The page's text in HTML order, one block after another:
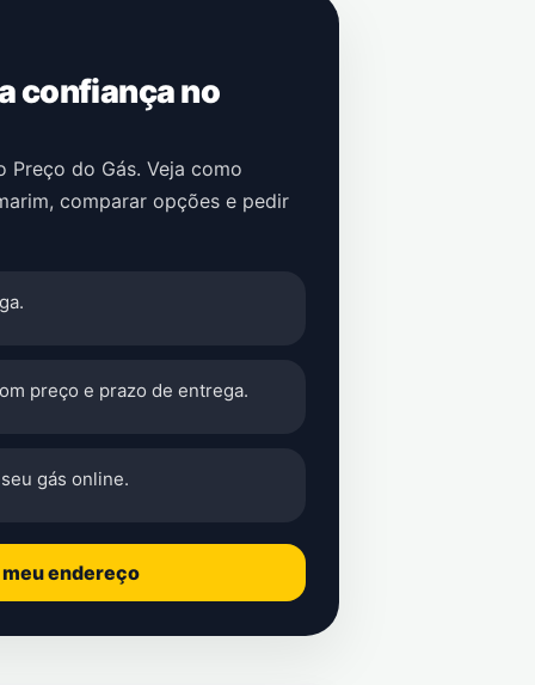
confiança no
do Gás. Veja como
, comparar opções e pedir
preço e prazo de entrega.
gás online.
endereço